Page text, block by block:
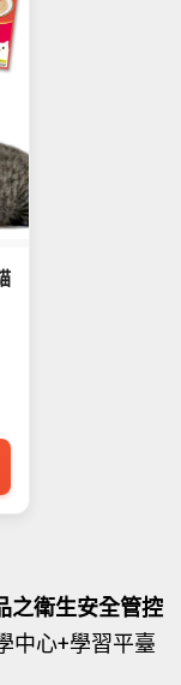
之衛生安全管控
中心+學習平臺